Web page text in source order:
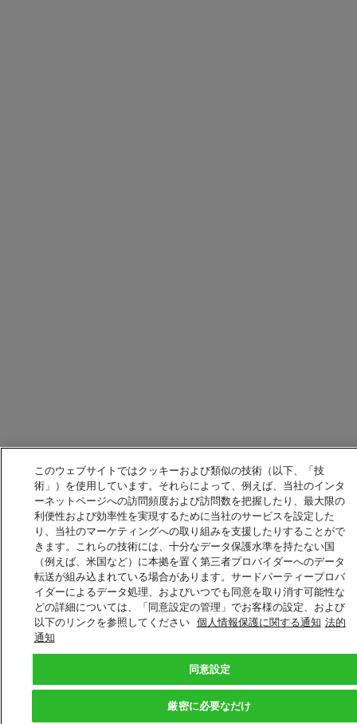
このウェブサイトではクッキーおよび類似の技術（以下、「技
術」）を使用しています。それらによって、例えば、当社のインタ
ーネットページへの訪問頻度および訪問数を把握したり、最大限の
利便性および効率性を実現するために当社のサービスを設定した
り、当社のマーケティングへの取り組みを支援したりすることがで
きます。これらの技術には、十分なデータ保護水準を持たない国
（例えば、米国など）に本拠を置く第三者プロバイダーへのデータ
転送が組み込まれている場合があります。サードパーティープロバ
イダーによるデータ処理、およびいつでも同意を取り消す可能性な
どの詳細については、「同意設定の管理」でお客様の設定、および
以下のリンクを参照してください 個人情報保護に関する通知 法的
通知
同意設定
厳密に必要なだけ